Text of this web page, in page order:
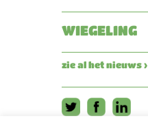
WIEGELING
zie al het nieuws ›